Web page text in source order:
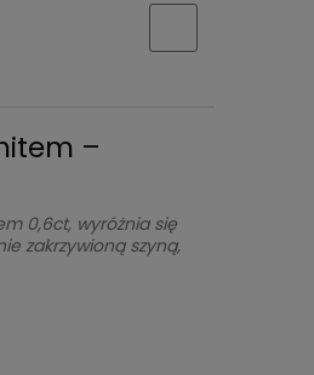
–
0,6ct, wyróżnia się
zakrzywioną szyną,